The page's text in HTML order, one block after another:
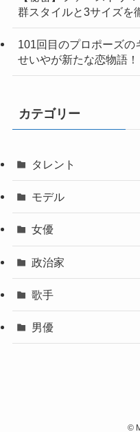
群スタイルと3サイズを
101回目のプロポーズ
せいやが新たな恋物語！
カテゴリー
タレント
モデル
女優
政治家
歌手
男優
©